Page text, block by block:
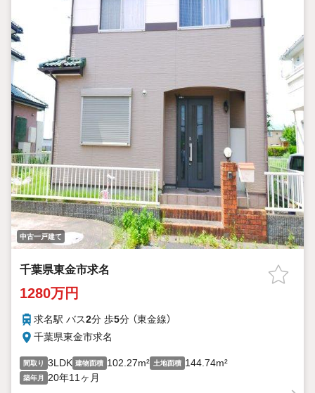
中古一戸建て
千葉県東金市求名
1280万円
求名駅 バス2分 歩5分 （東金線）
千葉県東金市求名
間取り 3LDK 建物面積 102.27m² 土地面積 144.74m²
築年月 20年11ヶ月